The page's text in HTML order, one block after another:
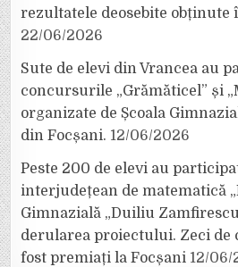
rezultatele deosebite obținute
22/06/2026
Sute de elevi din Vrancea au
concursurile „Grămăticel” și
organizate de Școala
din Focșani. 12/06/2026
Peste 200 de elevi au
interjudețean de matematică
Gimnazială „Duiliu
derularea proiectului. Zeci de
fost premiați la Focșani 12/06/